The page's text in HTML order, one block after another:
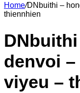
Home/DNbuithi –
thiennhien
denvoi
viyeu –